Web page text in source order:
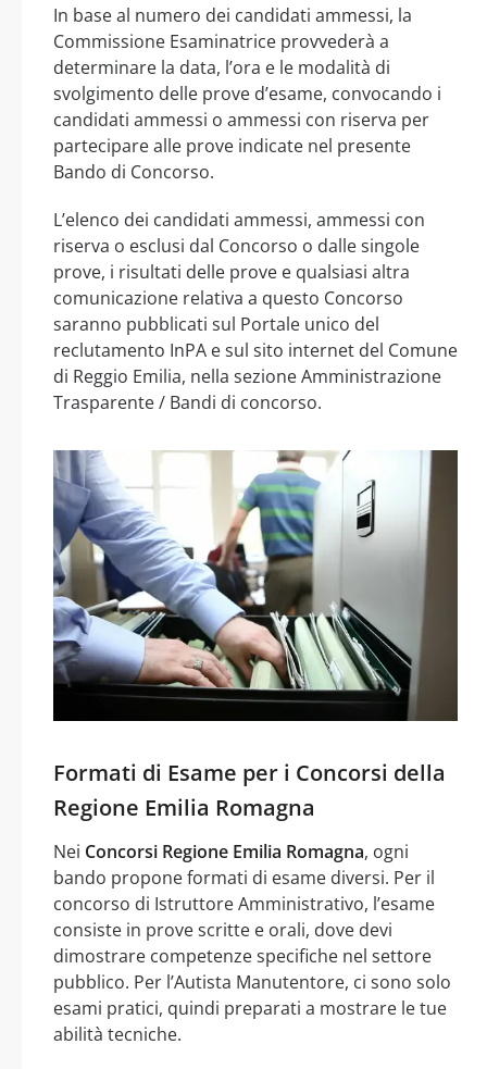
In base al numero dei candidati ammessi, la
Commissione Esaminatrice provvederà a
determinare la data, l’ora e le modalità di
svolgimento delle prove d’esame, convocando i
candidati ammessi o ammessi con riserva per
partecipare alle prove indicate nel presente
Bando di Concorso.
L’elenco dei candidati ammessi, ammessi con
riserva o esclusi dal Concorso o dalle singole
prove, i risultati delle prove e qualsiasi altra
comunicazione relativa a questo Concorso
saranno pubblicati sul Portale unico del
reclutamento InPA e sul sito internet del Comune
di Reggio Emilia, nella sezione Amministrazione
Trasparente / Bandi di concorso.
Formati di Esame per i Concorsi della
Regione Emilia Romagna
Nei Concorsi Regione Emilia Romagna, ogni
bando propone formati di esame diversi. Per il
concorso di Istruttore Amministrativo, l’esame
consiste in prove scritte e orali, dove devi
dimostrare competenze specifiche nel settore
pubblico. Per l’Autista Manutentore, ci sono solo
esami pratici, quindi preparati a mostrare le tue
abilità tecniche.